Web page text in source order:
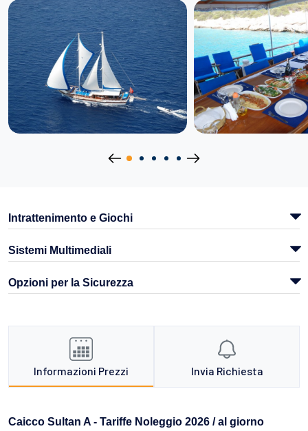
Intrattenimento e Giochi
Sistemi Multimediali
Opzioni per la Sicurezza
Informazioni Prezzi Invia Richiesta
Caicco Sultan A - Tariffe Noleggio 2026 / al giorno